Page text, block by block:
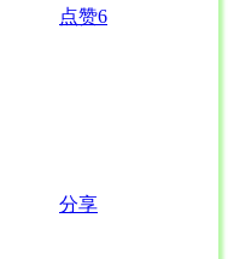
点赞6
分享